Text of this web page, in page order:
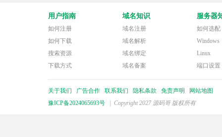
用户指南
如何注册
如何下载
搜索资源
下载方式
域名知识
域名注册
域名解析
域名绑定
域名备案
服务器
如何选配
Windows
Linux
端口设置
关于我们 广告合作 联系我们 隐私条款 免责声明
网站地图
豫ICP备2024065693号
| Copyright 2027 源码哥 版权所有